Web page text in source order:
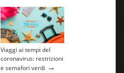
Viaggi ai tempi del
coronavirus: restrizioni
e semafori verdi →